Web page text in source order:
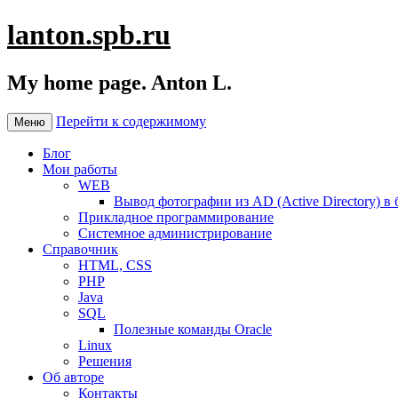
lanton.spb.ru
My home page. Anton L.
Меню Перейти к содержимому
Блог
Мои работы
WEB
Вывод фотографии из AD (Active Directory) в
Прикладное программирование
Системное администрирование
Справочник
HTML, CSS
PHP
Java
SQL
Полезные команды Oracle
Linux
Решения
Об авторе
Контакты